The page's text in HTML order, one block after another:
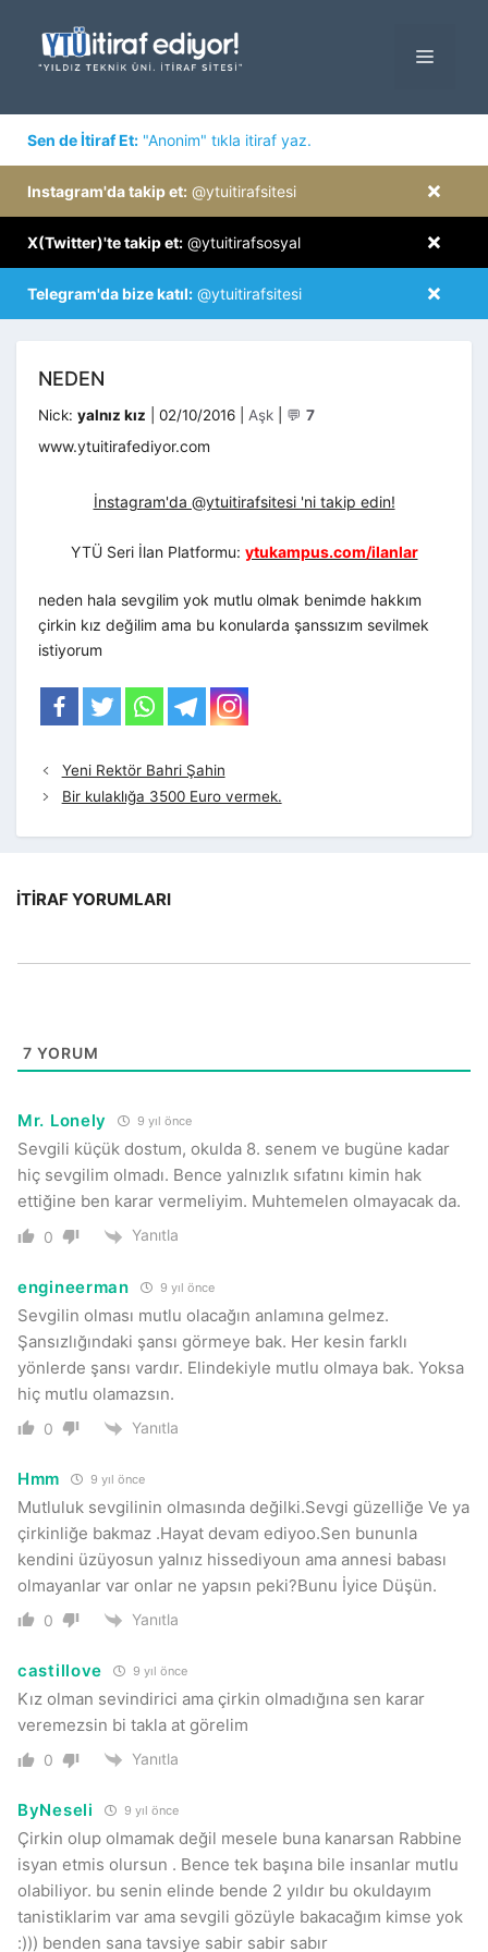
MENÜ
Sen de İtiraf Et: "Anonim" tıkla itiraf yaz.
×
Instagram'da takip et: @ytuitirafsitesi
×
X(Twitter)'te takip et: @ytuitirafsosyal
×
Telegram'da bize katıl: @ytuitirafsitesi
NEDEN
Nick: yalnız kız 02/10/2016 Kategoriler
Aşk 💬 7
www.ytuitirafediyor.com
İnstagram'da @ytuitirafsitesi 'ni takip edin!
YTÜ Seri İlan Platformu: ytukampus.com/ilanlar
neden hala sevgilim yok mutlu olmak benimde hakkım
çirkin kız değilim ama bu konularda şanssızım sevilmek
istiyorum
Yeni Rektör Bahri Şahin
Bir kulaklığa 3500 Euro vermek.
İTIRAF YORUMLARI
7 YORUM
Mr. Lonely 9 yıl önce
Sevgili küçük dostum, okulda 8. senem ve bugüne kadar
hiç sevgilim olmadı. Bence yalnızlık sıfatını kimin hak
ettiğine ben karar vermeliyim. Muhtemelen olmayacak da.
0 Yanıtla
engineerman 9 yıl önce
Sevgilin olması mutlu olacağın anlamına gelmez.
Şansızlığındaki şansı görmeye bak. Her kesin farklı
yönlerde şansı vardır. Elindekiyle mutlu olmaya bak. Yoksa
hiç mutlu olamazsın.
0 Yanıtla
Hmm 9 yıl önce
Mutluluk sevgilinin olmasında değilki.Sevgi güzelliğe Ve ya
çirkinliğe bakmaz .Hayat devam ediyoo.Sen bununla
kendini üzüyosun yalnız hissediyoun ama annesi babası
olmayanlar var onlar ne yapsın peki?Bunu İyice Düşün.
0 Yanıtla
castillove 9 yıl önce
Kız olman sevindirici ama çirkin olmadığına sen karar
veremezsin bi takla at görelim
0 Yanıtla
ByNeseli 9 yıl önce
Çirkin olup olmamak değil mesele buna kanarsan Rabbine
isyan etmis olursun . Bence tek başına bile insanlar mutlu
olabiliyor. bu senin elinde bende 2 yıldır bu okuldayım
tanistiklarim var ama sevgili gözüyle bakacağım kimse yok
:))) benden sana tavsiye sabir sabir sabır